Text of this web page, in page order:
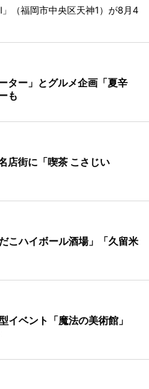
（福岡市中央区天神1）が8月4
ター」とグルメ企画「夏辛
も
店街に「喫茶 こさじい
こハイボール酒場」「久留米
イベント「魔法の美術館」